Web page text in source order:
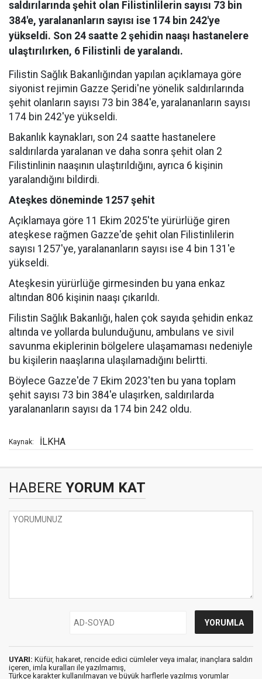
saldırılarında şehit olan Filistinlilerin sayısı 73 bin
384'e, yaralananların sayısı ise 174 bin 242'ye
yükseldi. Son 24 saatte 2 şehidin naaşı hastanelere
ulaştırılırken, 6 Filistinli de yaralandı.
Filistin Sağlık Bakanlığından yapılan açıklamaya göre
siyonist rejimin Gazze Şeridi'ne yönelik saldırılarında
şehit olanların sayısı 73 bin 384'e, yaralananların sayısı
174 bin 242'ye yükseldi.
Bakanlık kaynakları, son 24 saatte hastanelere
saldırılarda yaralanan ve daha sonra şehit olan 2
Filistinlinin naaşının ulaştırıldığını, ayrıca 6 kişinin
yaralandığını bildirdi.
Ateşkes döneminde 1257 şehit
Açıklamaya göre 11 Ekim 2025'te yürürlüğe giren
ateşkese rağmen Gazze'de şehit olan Filistinlilerin
sayısı 1257'ye, yaralananların sayısı ise 4 bin 131'e
yükseldi.
Ateşkesin yürürlüğe girmesinden bu yana enkaz
altından 806 kişinin naaşı çıkarıldı.
Filistin Sağlık Bakanlığı, halen çok sayıda şehidin enkaz
altında ve yollarda bulunduğunu, ambulans ve sivil
savunma ekiplerinin bölgelere ulaşamaması nedeniyle
bu kişilerin naaşlarına ulaşılamadığını belirtti.
Böylece Gazze'de 7 Ekim 2023'ten bu yana toplam
şehit sayısı 73 bin 384'e ulaşırken, saldırılarda
yaralananların sayısı da 174 bin 242 oldu.
Kaynak: İLKHA
HABERE YORUM KAT
UYARI: Küfür, hakaret, rencide edici cümleler veya imalar, inançlara saldırı
içeren, imla kuralları ile yazılmamış,
Türkçe karakter kullanılmayan ve büyük harflerle yazılmış yorumlar